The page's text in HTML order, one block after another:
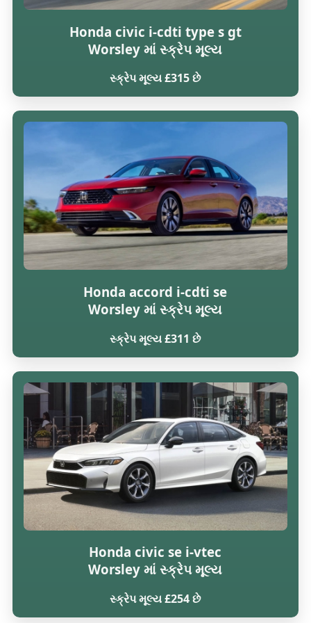
Honda civic i-cdti type s gt
Worsley માં સ્ક્રેપ મૂલ્ય
સ્ક્રેપ મૂલ્ય £315 છે
Honda accord i-cdti se
Worsley માં સ્ક્રેપ મૂલ્ય
સ્ક્રેપ મૂલ્ય £311 છે
Honda civic se i-vtec
Worsley માં સ્ક્રેપ મૂલ્ય
સ્ક્રેપ મૂલ્ય £254 છે